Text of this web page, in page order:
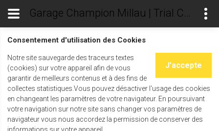
Consentement d'utilisation des Cookies
J'accepte
Notre site sauvegarde des traceurs textes
(cookies) sur votre appareil afin de vous
garantir de meilleurs contenus et à des fins de
collectes statistiques.Vous pouvez désactiver l'usage des cookies
en changeant les paramètres de votre navigateur. En poursuivant
votre navigation sur notre site sans changer vos paramètres de
navigateur vous nous accordez la permission de conserver des
Garage Champion Millau | Trial Champ's